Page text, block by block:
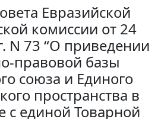
Евразийской
комиссии от 24
N 73 “О приведении
правовой базы
союза и Единого
пространства в
с единой Товарной